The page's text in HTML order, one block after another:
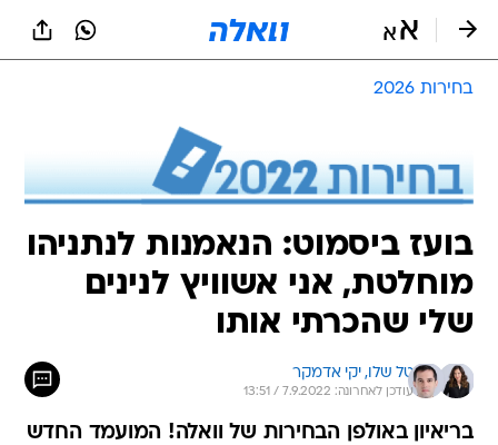
בחירות 2026
בועז ביסמוט: הנאמנות לנתניהו
מוחלטת, אני אשוויץ לנינים
שלי שהכרתי אותו
טל שלו, יקי אדמקר
עודכן לאחרונה: 7.9.2022 / 13:51
בריאיון באולפן הבחירות של וואלה! המועמד החדש